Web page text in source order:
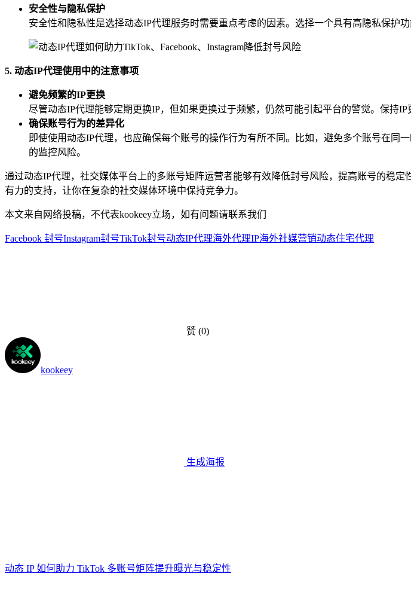
安全性与隐私保护
安全性和隐私性是选择动态IP代理服务时需要重点考虑的因素。选择一个具有高隐私保护
5. 动态IP代理使用中的注意事项
避免频繁的IP更换
尽管动态IP代理能够定期更换IP，但如果更换过于频繁，仍然可能引起平台的警觉。保持
确保账号行为的差异化
即使使用动态IP代理，也应确保每个账号的操作行为有所不同。比如，避免多个账号在
的监控风险。
通过动态IP代理，社交媒体平台上的多账号矩阵运营者能够有效降低封号风险，提高账号的稳定
有力的支持，让你在复杂的社交媒体环境中保持竞争力。
本文来自网络投稿，不代表kookeey立场，如有问题请联系我们
Facebook 封号Instagram封号TikTok封号动态IP代理海外代理IP海外社媒营销动态住宅代理
赞 (0)
kookeey
生成海报
动态 IP 如何助力 TikTok 多账号矩阵提升曝光与稳定性